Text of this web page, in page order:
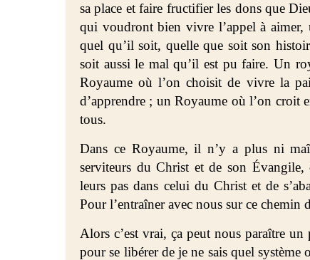
sa place et faire fructifier les dons que
qui voudront bien vivre l’appel à aimer,
quel qu’il soit, quelle que soit son
soit aussi le mal qu’il est pu faire. Un
Royaume où l’on choisit de vivre la
d’apprendre ; un Royaume où l’on croit
tous.
Dans ce Royaume, il n’y a plus ni
serviteurs du Christ et de son Évangile,
leurs pas dans celui du Christ et de
Pour l’entraîner avec nous sur ce chemin
Alors c’est vrai, ça peut nous paraître
pour se libérer de je ne sais quel